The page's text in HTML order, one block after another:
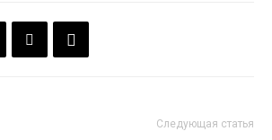
Следующая статья